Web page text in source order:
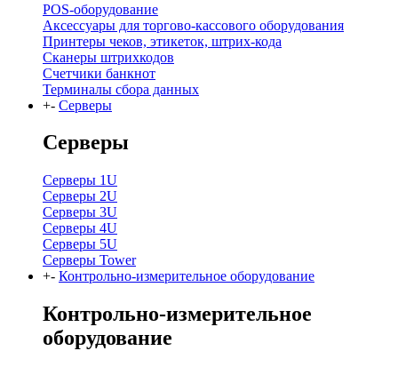
POS-оборудование
Аксессуары для торгово-кассового оборудования
Принтеры чеков, этикеток, штрих-кода
Сканеры штрихкодов
Счетчики банкнот
Терминалы сбора данных
+- Серверы
Серверы
Серверы 1U
Серверы 2U
Серверы 3U
Серверы 4U
Серверы 5U
Серверы Tower
+- Контрольно-измерительное оборудование
Контрольно-измерительное
оборудование